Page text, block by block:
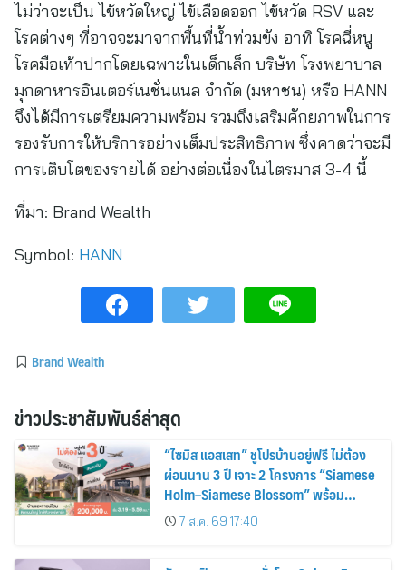
ไม่ว่าจะเป็น ไข้หวัดใหญ่ ไข้เลือดออก ไข้หวัด RSV และ
โรคต่างๆ ที่อาจจะมาจากพื้นที่น้ำท่วมขัง อาทิ โรคฉี่หนู
โรคมือเท้าปากโดยเฉพาะในเด็กเล็ก บริษัท โรงพยาบาล
มุกดาหารอินเตอร์เนชั่นแนล จำกัด (มหาชน) หรือ HANN
จึงได้มีการเตรียมความพร้อม รวมถึงเสริมศักยภาพในการ
รองรับการให้บริการอย่างเต็มประสิทธิภาพ ซึ่งคาดว่าจะมี
การเติบโตของรายได้ อย่างต่อเนื่องในไตรมาส 3-4 นี้
ที่มา: Brand Wealth
Symbol: HANN
Brand Wealth
ข่าวประชาสัมพันธ์ล่าสุด
“ไซมิส แอสเสท” ชูโปรบ้านอยู่ฟรี ไม่ต้อง
ผ่อนนาน 3 ปี เจาะ 2 โครงการ “Siamese
Holm–Siamese Blossom” พร้อม
ส่วนลดและสิทธิพิเศษถึง 31 สิงหาคม
2569
7 ส.ค. 69 17:40